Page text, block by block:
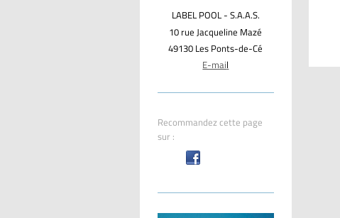
LABEL POOL - S.A.A.S.
10 rue Jacqueline Mazé
49130 Les Ponts-de-Cé
E-mail
Recommandez cette page
sur :